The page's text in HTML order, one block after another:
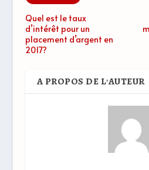
Quel est le taux
d’intérêt pour un
placement d’argent en
2017?
A PROPOS DE L'AUTEUR